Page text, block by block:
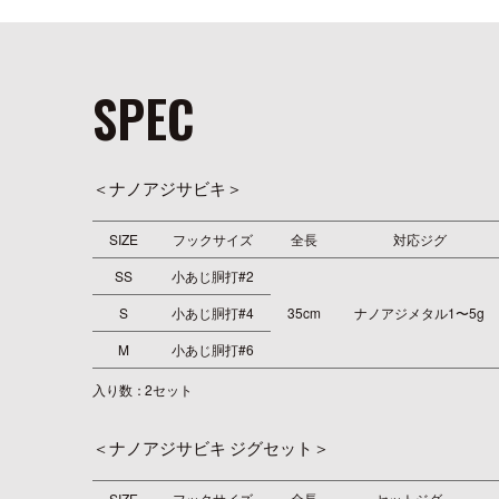
SPEC
＜ナノアジサビキ＞
SIZE フックサイズ 全長
対応ジグ
SS
小あじ胴打#2
35cm
ナノアジメタル1〜5g
S
小あじ胴打#4
M
小あじ胴打#6
入り数：2セット
＜ナノアジサビキ ジグセット＞